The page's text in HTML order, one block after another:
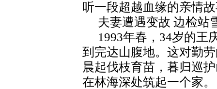
听一段超越血缘的亲情
夫妻遭遇变故 边检站
1993年春，34岁的王
到完达山腹地。这对勤
晨起伐枝育苗，暮归巡
在林海深处筑起一个家。